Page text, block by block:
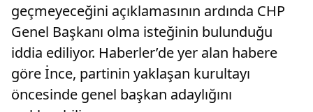
geçmeyeceğini açıklamasının ardında CHP
Genel Başkanı olma isteğinin bulunduğu
iddia ediliyor. Haberler’de yer alan habere
göre İnce, partinin yaklaşan kurultayı
öncesinde genel başkan adaylığını